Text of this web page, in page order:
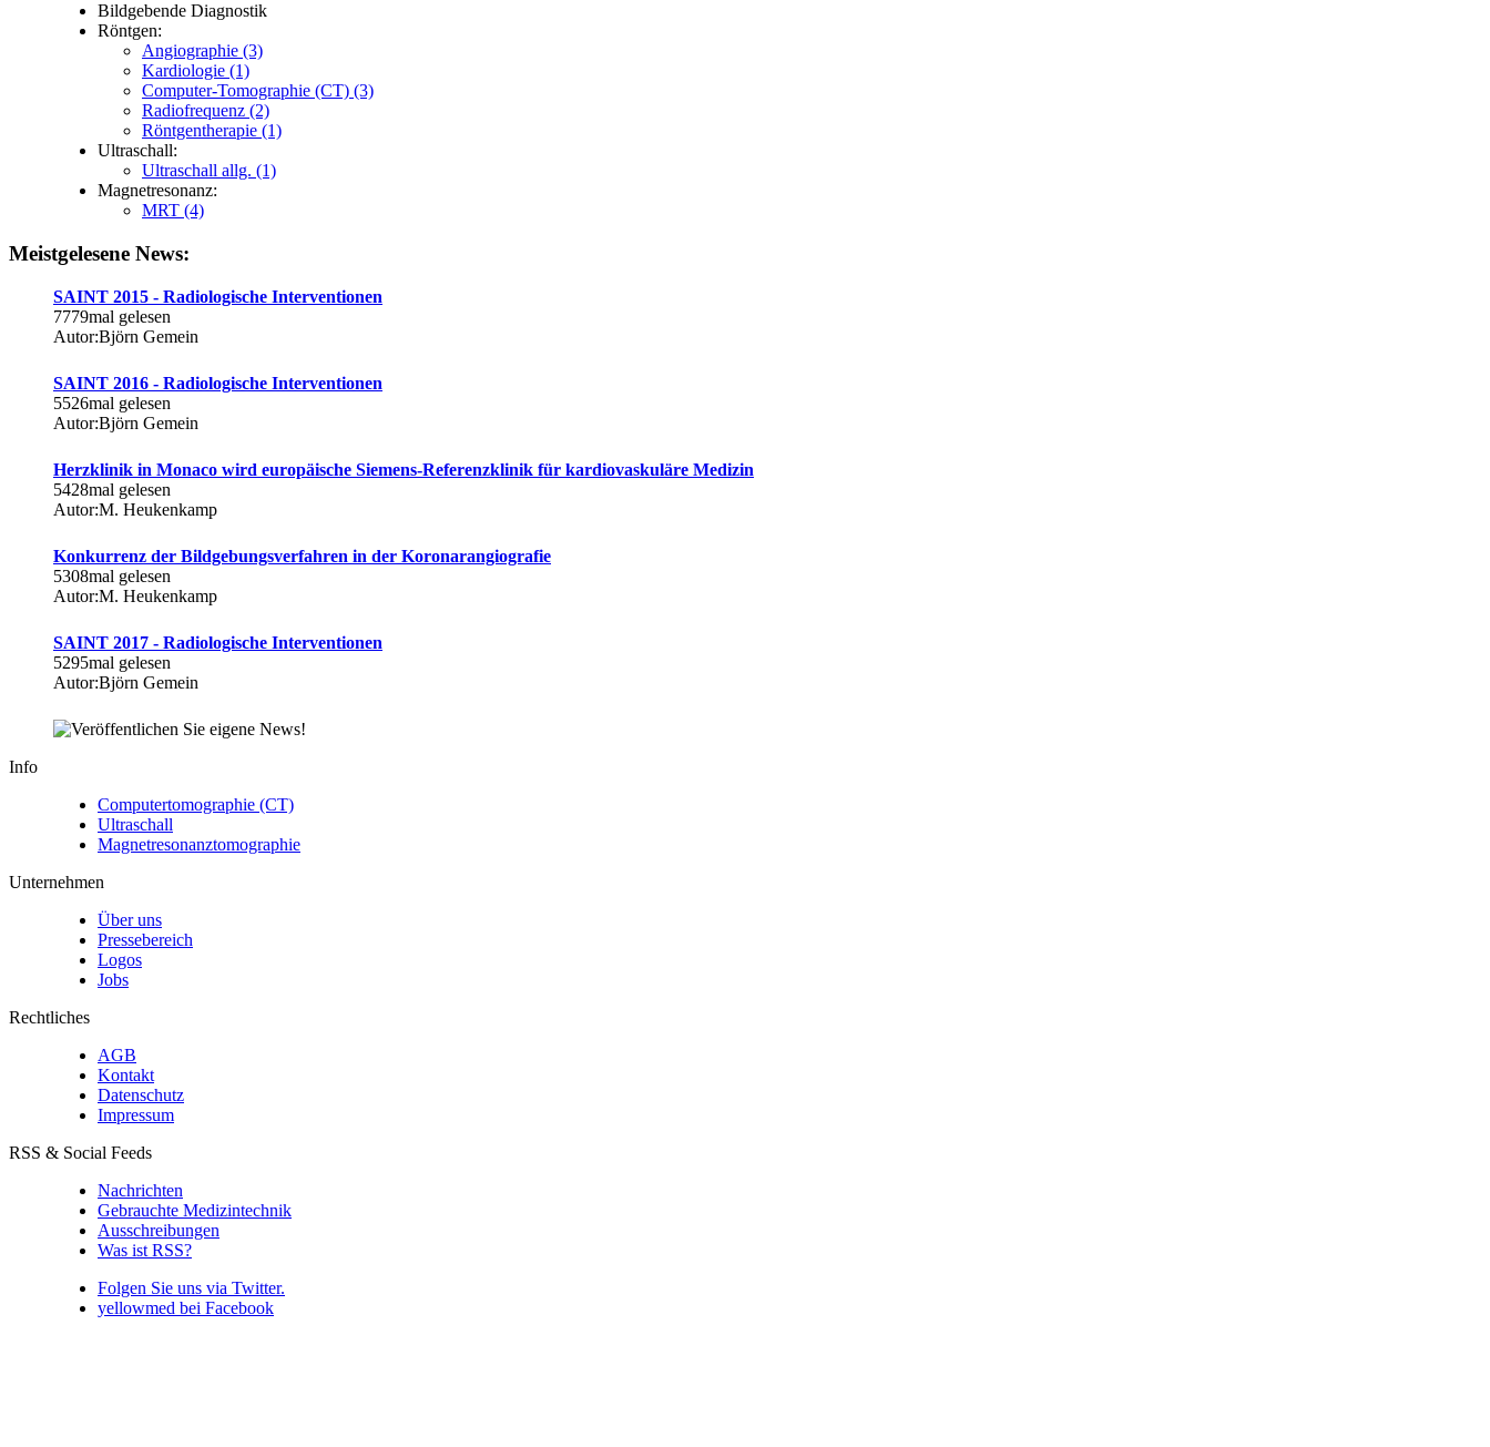
Bildgebende Diagnostik
Röntgen:
Angiographie (3)
Kardiologie (1)
Computer-Tomographie (CT) (3)
Radiofrequenz (2)
Röntgentherapie (1)
Ultraschall:
Ultraschall allg. (1)
Magnetresonanz:
MRT (4)
Meistgelesene News:
SAINT 2015 - Radiologische Interventionen
7779mal gelesen
Autor:Björn Gemein
SAINT 2016 - Radiologische Interventionen
5526mal gelesen
Autor:Björn Gemein
Herzklinik in Monaco wird europäische Siemens-Referenzklinik für kardiovaskuläre Medizin
5428mal gelesen
Autor:M. Heukenkamp
Konkurrenz der Bildgebungsverfahren in der Koronarangiografie
5308mal gelesen
Autor:M. Heukenkamp
SAINT 2017 - Radiologische Interventionen
5295mal gelesen
Autor:Björn Gemein
Info
Computertomographie (CT)
Ultraschall
Magnetresonanztomographie
Unternehmen
Über uns
Pressebereich
Logos
Jobs
Rechtliches
AGB
Kontakt
Datenschutz
Impressum
RSS & Social Feeds
Nachrichten
Gebrauchte Medizintechnik
Ausschreibungen
Was ist RSS?
Folgen Sie uns via Twitter.
yellowmed bei Facebook